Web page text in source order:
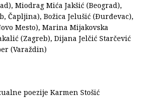
Miodrag Mića Jakšić (Beograd),
Čapljina), Božica Jelušić (Ðurđevac),
Mesto), Marina Mijakovska
(Zagreb), Dijana Jelčić Starčević
(Varaždin)
poezije Karmen Stošić